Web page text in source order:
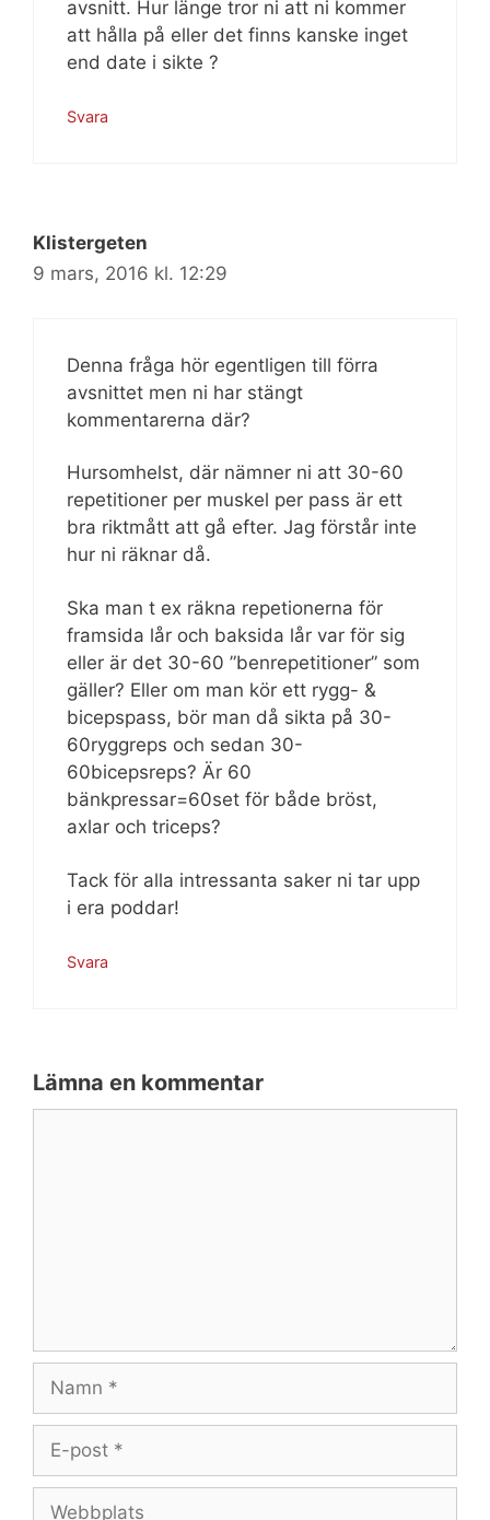
avsnitt. Hur länge tror ni att ni kommer
att hålla på eller det finns kanske inget
end date i sikte ?
Svara
Klistergeten
9 mars, 2016 kl. 12:29
Denna fråga hör egentligen till förra
avsnittet men ni har stängt
kommentarerna där?
Hursomhelst, där nämner ni att 30-60
repetitioner per muskel per pass är ett
bra riktmått att gå efter. Jag förstår inte
hur ni räknar då.
Ska man t ex räkna repetionerna för
framsida lår och baksida lår var för sig
eller är det 30-60 ”benrepetitioner” som
gäller? Eller om man kör ett rygg- &
bicepspass, bör man då sikta på 30-
60ryggreps och sedan 30-
60bicepsreps? Är 60
bänkpressar=60set för både bröst,
axlar och triceps?
Tack för alla intressanta saker ni tar upp
i era poddar!
Svara
Lämna en kommentar
Namn
Webbplats